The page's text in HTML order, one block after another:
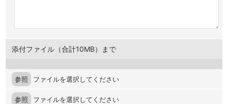
添付ファイル（合計10MB）まで
参照 ファイルを選択してください
参照 ファイルを選択してください